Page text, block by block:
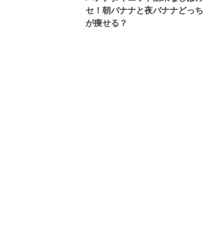
セ！朝バナナと夜バナナどっち
が痩せる？